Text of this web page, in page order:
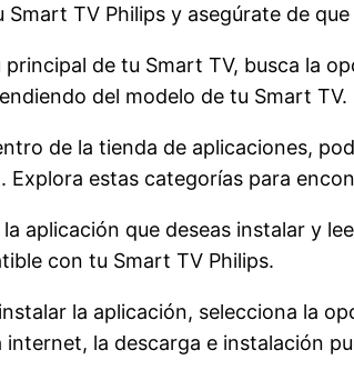
Smart TV Philips y asegúrate de
principal de tu Smart TV, busca la
del modelo de tu Smart TV.
de la tienda de aplicaciones,
Explora estas categorías para
aplicación que deseas instalar y
con tu Smart TV Philips.
la aplicación, selecciona la
internet, la descarga e instalación